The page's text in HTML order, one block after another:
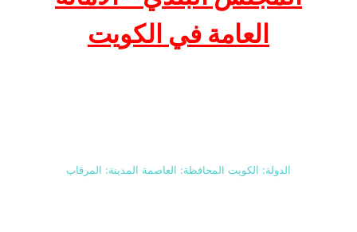
العامة في الكويت
الدولة: الكويت المحافظة: العاصمة المدينة: المرقاب